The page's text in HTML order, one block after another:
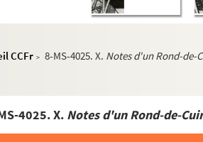
CCFr > 8-MS-4025. X. Notes d'un Rond-de-
4025. X. Notes d'un Rond-de-